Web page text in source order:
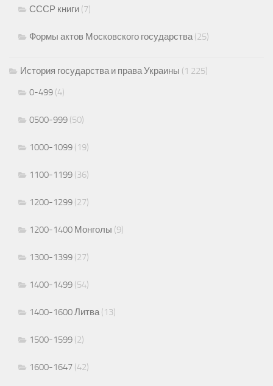
СССР книги (7)
Формы актов Московского государства(25)
История государства и права Украины (1 225)
0-499 (4)
0500-999 (50)
1000-1099 (19)
1100-1199 (36)
1200-1299 (27)
1200-1400 Монголы (9)
1300-1399 (27)
1400-1499 (54)
1400-1600 Литва(13)
1500-1599 (2)
1600-1647 (42)